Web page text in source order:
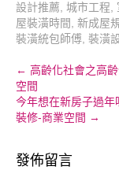
設計推薦, 城市工程,
屋裝潢時間, 新成屋
裝潢統包師傅, 裝潢
Post
navigation
← 高齡化社會之高
空間
今年想在新房子過
裝修-商業空間 →
發佈留言